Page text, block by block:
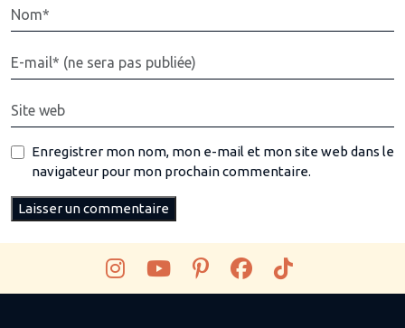
Enregistrer mon nom, mon e-mail et mon site web dans le
navigateur pour mon prochain commentaire.